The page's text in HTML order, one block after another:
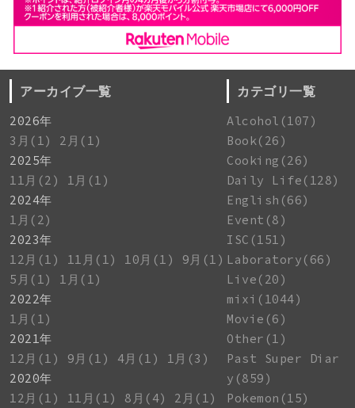
アーカイブ一覧
2026年
3月(1)
2月(1)
2025年
11月(2)
1月(1)
2024年
1月(2)
2023年
12月(1)
11月(1) 10月(1)
9月(1)
5月(1)
1月(1)
2022年
1月(1)
2021年
12月(1)
9月(1) 4月(1)
1月(3)
2020年
12月(1)
11月(1) 8月(4)
2月(1)
カテゴリ一覧
Alcohol(107)
Book(26)
Cooking(26)
Daily Life(128)
English(66)
Event(8)
ISC(151)
Laboratory(66)
Live(20)
mixi(1044)
Movie(6)
Other(1)
Past Super Diar
y(859)
Pokemon(15)